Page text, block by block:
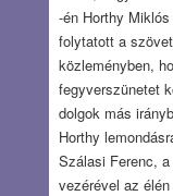
-én Horthy
folytatott a
közleményben,
fegyverszünetet
dolgok más
Horthy
Szálasi Ferenc,
vezérével az élén